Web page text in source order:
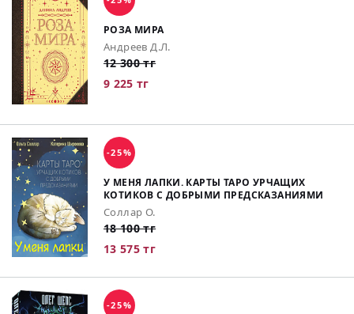
РОЗА МИРА
Андреев Д.Л.
12 300 тг
9 225 тг
-25%
У МЕНЯ ЛАПКИ. КАРТЫ ТАРО УРЧАЩИХ
КОТИКОВ С ДОБРЫМИ ПРЕДСКАЗАНИЯМИ
Соллар О.
18 100 тг
13 575 тг
-25%